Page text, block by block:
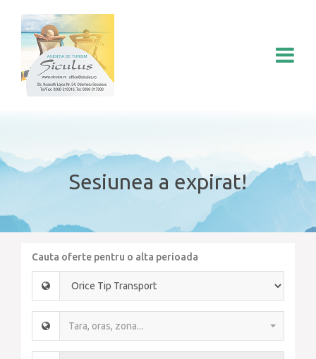
Sesiunea a expirat!
Cauta oferte pentru o alta perioada
Tara, oras, zona...